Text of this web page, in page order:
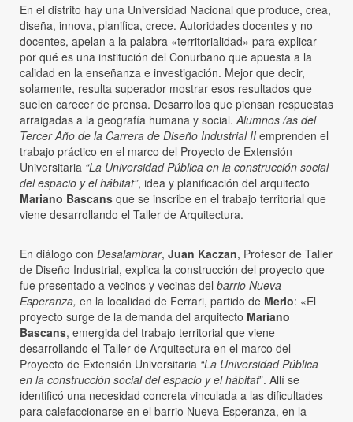
En el distrito hay una Universidad Nacional que produce, crea,
diseña, innova, planifica, crece. Autoridades docentes y no
docentes, apelan a la palabra «territorialidad» para explicar
por qué es una institución del Conurbano que apuesta a la
calidad en la enseñanza e investigación. Mejor que decir,
solamente, resulta superador mostrar esos resultados que
suelen carecer de prensa. Desarrollos que piensan respuestas
arraigadas a la geografía humana y social. Alumnos /as del
Tercer Año de la Carrera de Diseño Industrial II emprenden el
trabajo práctico en el marco del Proyecto de Extensión
Universitaria “La Universidad Pública en la construcción social
del espacio y el hábitat”, idea y planificación del arquitecto
Mariano Bascans que se inscribe en el trabajo territorial que
viene desarrollando el Taller de Arquitectura.
En diálogo con Desalambrar, Juan Kaczan, Profesor de Taller
de Diseño Industrial, explica la construcción del proyecto que
fue presentado a vecinos y vecinas del barrio Nueva
Esperanza, en la localidad de Ferrari, partido de Merlo: «El
proyecto surge de la demanda del arquitecto Mariano
Bascans, emergida del trabajo territorial que viene
desarrollando el Taller de Arquitectura en el marco del
Proyecto de Extensión Universitaria “La Universidad Pública
en la construcción social del espacio y el hábitat”. Allí se
identificó una necesidad concreta vinculada a las dificultades
para calefaccionarse en el barrio Nueva Esperanza, en la